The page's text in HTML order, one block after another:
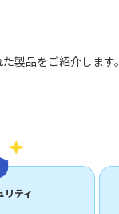
製品をご紹介します。
リティ